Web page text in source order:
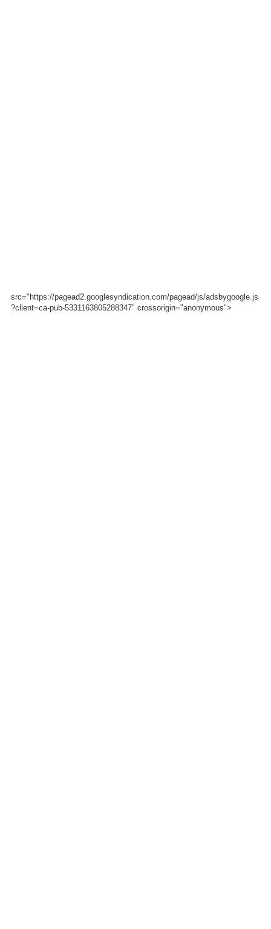
src="https://pagead2.googlesyndication.com/pagead/js/adsbygoogle.js
?client=ca-pub-5331163805288347" crossorigin="anonymous">